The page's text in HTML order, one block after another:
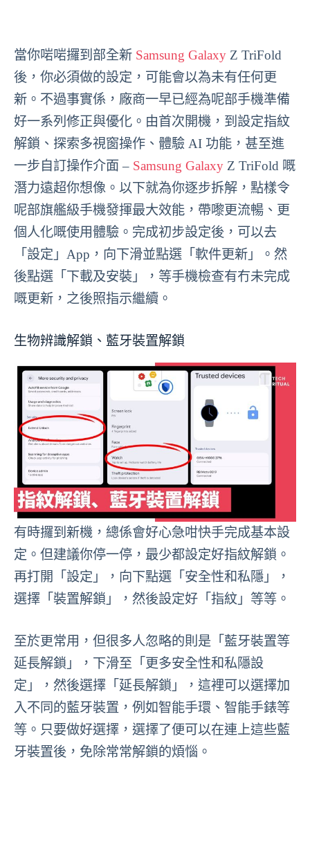
當你啱啱攞到部全新 Samsung Galaxy Z TriFold
後，你必須做的設定，可能會以為未有任何更
新。不過事實係，廠商一早已經為呢部手機準備
好一系列修正與優化。由首次開機，到設定指紋
解鎖、探索多視窗操作、體驗 AI 功能，甚至進
一步自訂操作介面 – Samsung Galaxy Z TriFold 嘅
潛力遠超你想像。以下就為你逐步拆解，點樣令
呢部旗艦級手機發揮最大效能，帶嚟更流暢、更
個人化嘅使用體驗。完成初步設定後，可以去
「設定」App，向下滑並點選「軟件更新」。然
後點選「下載及安裝」，等手機檢查有冇未完成
嘅更新，之後照指示繼續。
生物辨識解鎖、藍牙裝置解鎖
有時攞到新機，總係會好心急咁快手完成基本設
定。但建議你停一停，最少都設定好指紋解鎖。
再打開「設定」，向下點選「安全性和私隱」，
選擇「裝置解鎖」，然後設定好「指紋」等等。
至於更常用，但很多人忽略的則是「藍牙裝置等
延長解鎖」，下滑至「更多安全性和私隱設
定」，然後選擇「延長解鎖」，這裡可以選擇加
入不同的藍牙裝置，例如智能手環、智能手錶等
等。只要做好選擇，選擇了便可以在連上這些藍
牙裝置後，免除常常解鎖的煩惱。